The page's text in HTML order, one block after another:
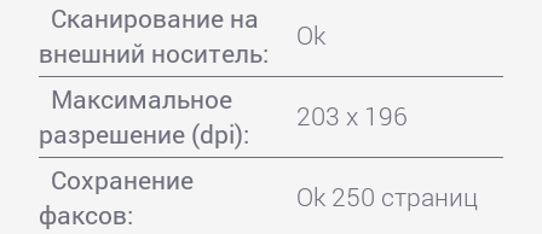
Сканирование на
внешний носитель:
Ok
Максимальное
разрешение (dpi):
203 x 196
Сохранение
факсов:
Ok 250 страниц